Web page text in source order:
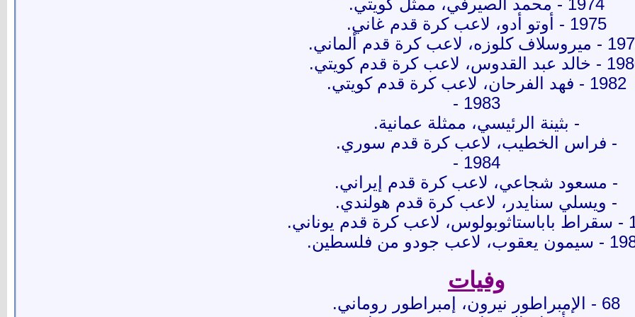
1974 - محمد الصيرفي، ممثل كويتي.
1975 - أوتو أدو، لاعب كرة قدم غاني.
كلوزه، لاعب كرة قدم ألماني.
القدوس، لاعب كرة قدم كويتي.
1982 - فهد الفرحان، لاعب كرة قدم كويتي.
1983 -
- بثينة الرئيسي، ممثلة عمانية.
- فراس الخطيب، لاعب كرة قدم سوري.
1984 -
- مسعود شجاعي، لاعب كرة قدم إيراني.
- ويسلي سنايدر، لاعب كرة قدم هولندي.
لاعب جودو من فلسطين.
وفيات
68 - الإمبراطور نيرون، إمبراطور روماني.